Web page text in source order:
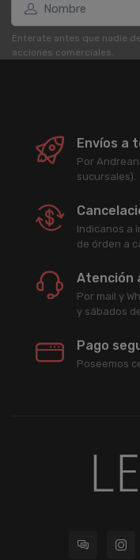
Enterate antes que nadie
acciones comerciales.
Envíos a
Por
sucursales).
Indicanos a
de órden a
Atención
Por mail y
y sábados
Pago
Poseemos